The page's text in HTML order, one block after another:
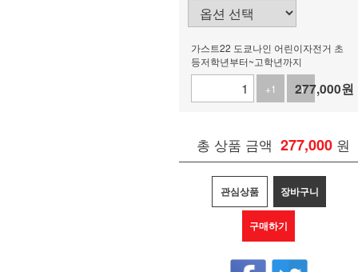
가스트22 도쿄나인 어린이자전거 초
등저학년부터~고학년까지
+1
-1
277,000원
총 상품 금액 277,000 원
관심상품 장바구니
구매하기